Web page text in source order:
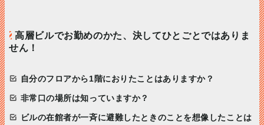
高層ビルでお勤めのかた、決してひとごとではありま
せん！
自分のフロアから1階におりたことはありますか？
非常口の場所は知っていますか？
ビルの在館者が一斉に避難したときのことを想像したことは